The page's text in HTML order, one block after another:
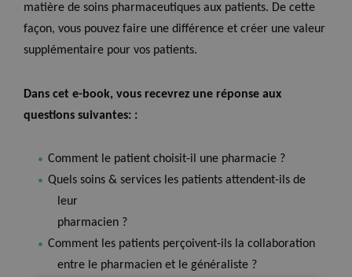
matière de soins pharmaceutiques aux patients. De cette
façon, vous pouvez faire une différence et créer une valeur
supplémentaire pour vos patients.
Dans cet e-book, vous recevrez une réponse aux
questions suivantes: :
Comment le patient choisit-il une pharmacie ?
Quels soins & services les patients attendent-ils de
leur
pharmacien ?
Comment les patients perçoivent-ils la collaboration
entre le pharmacien et le généraliste ?